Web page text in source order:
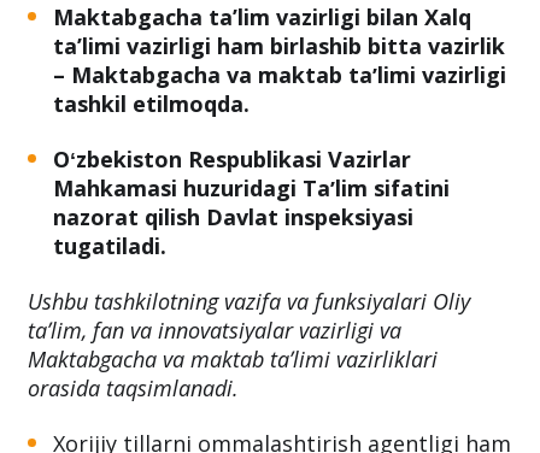
Maktabgacha ta’lim vazirligi bilan Xalq
ta’limi vazirligi ham birlashib bitta vazirlik
– Maktabgacha va maktab taʼlimi vazirligi
tashkil etilmoqda.
Oʻzbekiston Respublikasi Vazirlar
Mahkamasi huzuridagi Taʼlim sifatini
nazorat qilish Davlat inspeksiyasi
tugatiladi.
Ushbu tashkilotning vazifa va funksiyalari Oliy
taʼlim, fan va innovatsiyalar vazirligi va
Maktabgacha va maktab taʼlimi vazirliklari
orasida taqsimlanadi.
Xorijiy tillarni ommalashtirish agentligi ham